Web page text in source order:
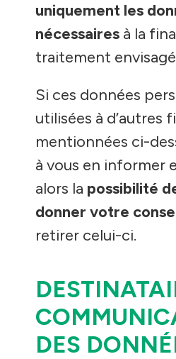
uniquement les
nécessaires à la
traitement
Si ces données
utilisées à d’autres
mentionnées ci-
à vous en informer
alors la possibilité
donner votre
retirer celui-ci.
DES